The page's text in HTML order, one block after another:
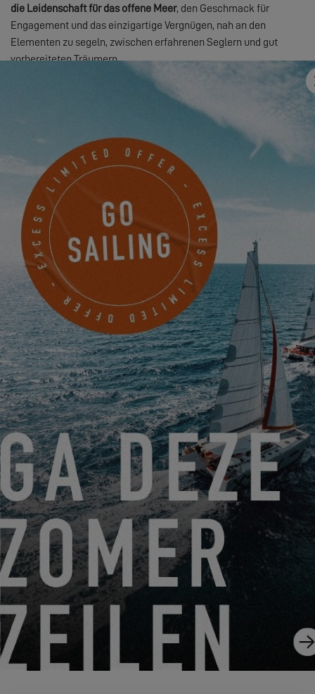
die Leidenschaft für das offene Meer, den Geschmack für
Engagement und das einzigartige Vergnügen, nah an den
Elementen zu segeln, zwischen erfahrenen Seglern und gut
vorbereiteten Träumern.
glauben wir, dass das offene Meer ein Reich der
Emotionen ist. Es geht darum, intensiv zu leben, zu wagen, aus
den Rahmen zu treten. Einem unserer Katamarane beim Starten
von dieser legendären Linie zuzusehen, erfüllt uns mit Stolz; vor
allem aber ist es eine Bestätigung:Die Segelkunst von morgen
wird weder auf Stil noch auf Kühnheit verzichten
Wir werden diesen Start mit Bewunderung verfolgen. Viel Glück
an alle Crews und guten Wind für die vertretene Excess-Tribe.
EXCESS OWNER’S STORIES – LERNEN SIE AUDREY UND
NICOLAS KENNEN, EIGENTÜMER EINES EXCESS 14
06.08.25
DER EXCESS 13, OPTIMIERTE EXCESS-DNA